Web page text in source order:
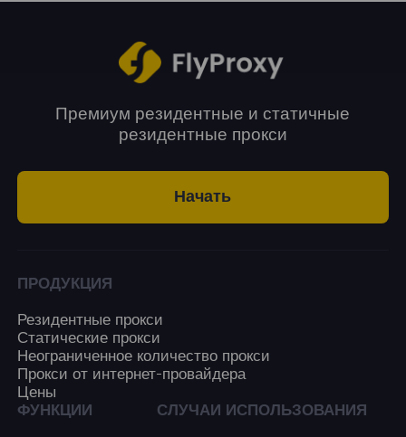
Премиум резидентные и статичные
резидентные прокси
Начать
ПРОДУКЦИЯ
Резидентные прокси
Статические прокси
Неограниченное количество прокси
Прокси от интернет-провайдера
Цены
ФУНКЦИИ
СЛУЧАИ ИСПОЛЬЗОВАНИЯ